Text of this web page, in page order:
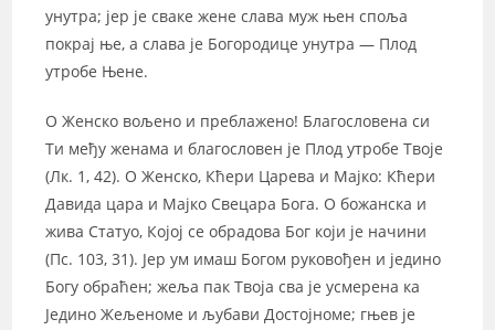
унутра; јер је сваке жене слава муж њен споља
покрај ње, а слава је Богородице унутра — Плод
утробе Њене.
О Женско вољено и преблажено! Благословена си
Ти међу женама и благословен је Плод утробе Твоје
(Лк. 1, 42). О Женско, Кћери Царева и Мајко: Кћери
Давида цара и Мајко Свецара Бога. О божанска и
жива Статуо, Којој се обрадова Бог који је начини
(Пс. 103, 31). Јер ум имаш Богом руковођен и једино
Богу обраћен; жеља пак Твоја сва је усмерена ка
Једино Жељеноме и љубави Достојноме; гњев је